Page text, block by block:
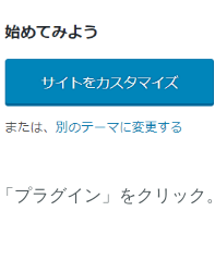
プラグイン」をクリック